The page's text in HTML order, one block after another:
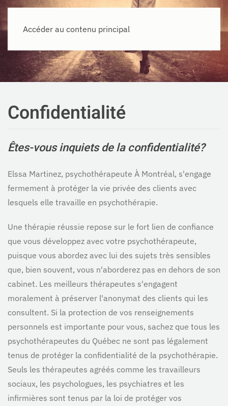
Accéder au contenu principal
Confidentialité
Êtes-vous inquiets de la confidentialité?
Elssa Martinez, psychothérapeute À Montréal, s'engage
fermement à protéger la vie privée des clients avec
lesquels elle travaille en psychothérapie.
Une thérapie réussie repose sur le fort lien de confiance
que vous développez avec votre psychothérapeute,
puisque vous abordez avec lui des sujets très sensibles
que, bien souvent, vous n'aborderez pas en dehors de son
cabinet. Les meilleurs thérapeutes s'engagent
moralement à préserver l'anonymat des clients qui les
consultent. Si la protection de vos renseignements
personnels est importante pour vous, sachez que tous les
psychothérapeutes du Québec ne sont pas légalement
tenus de protéger la confidentialité de la psychothérapie.
Seuls les thérapeutes agréés comme les travailleurs
sociaux, les psychologues, les psychiatres et les
infirmières sont tenus par la loi de protéger vos